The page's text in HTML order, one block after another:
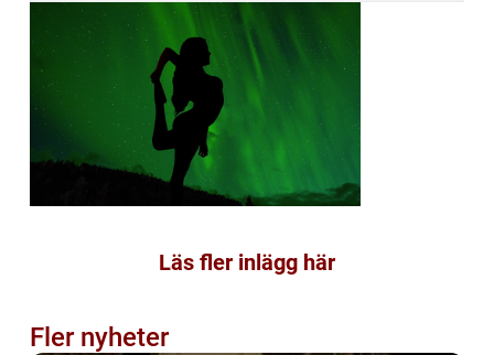
Läs fler inlägg här
Fler nyheter